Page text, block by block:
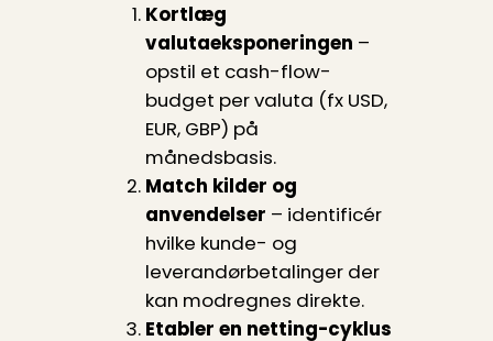
Kortlæg
valutaeksponeringen –
opstil et cash-flow-
budget per valuta (fx USD,
EUR, GBP) på
månedsbasis.
Match kilder og
anvendelser – identificér
hvilke kunde- og
leverandørbetalinger der
kan modregnes direkte.
Etabler en netting-cyklus